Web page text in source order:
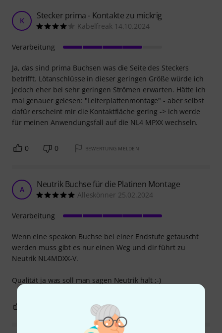
K Stecker prima - Kontakte zu mickrig
Kabelfreak 14.10.2024
Ja, das sind prima Buchsen was die Seite des Steckers
betrifft. Lötanschlüsse in dieser geringen Größe würde ich
jedoch eher bei sehr geringen Strömen erwarten. Hätte ich
mal genauer gelesen: "Leiterplattenmontage" - aber selbst
dafür erscheint mir die Kontaktfläche gering -> ich werde
für meinen Anwendungsfall auf die NL4 MPXX wechseln.
Verarbeitung
0 0 BEWERTUNG MELDEN
A Neutrik Buchse für die Platinen Montage
Alleskönner 25.02.2024
Wenn eine speakon Buchse bei einer Endstufe getauscht
werden muss gibt es nur einen Weg und dir führt zu
Neutrik NL4MDXX-V.
Qualität ja was soll man sagen Neutrik halt ;-)
Verarbeitung
BEWERTUNG MELDEN